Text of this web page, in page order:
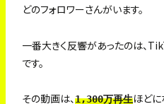
どのフォロワーさんがいます。
一番大きく反響があったのは、
です。
その動画は、1,300万再生ほどに